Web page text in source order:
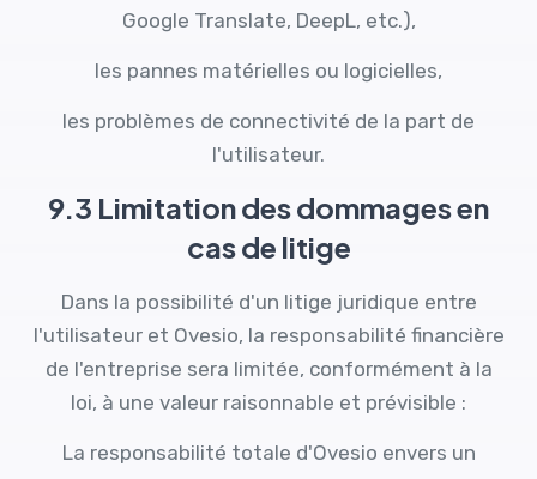
Google Translate, DeepL, etc.),
les pannes matérielles ou logicielles,
les problèmes de connectivité de la part de
l'utilisateur.
9.3 Limitation des dommages en
cas de litige
Dans la possibilité d'un litige juridique entre
l'utilisateur et Ovesio, la responsabilité financière
de l'entreprise sera limitée, conformément à la
loi, à une valeur raisonnable et prévisible :
La responsabilité totale d'Ovesio envers un